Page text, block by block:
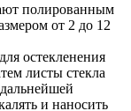
полированным
от 2 до 12
остекленения
листы стекла
и наносить